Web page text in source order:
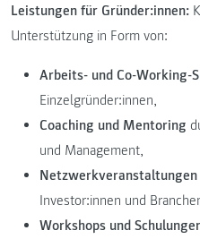
Leistungen für Gründer:innen:
Unterstützung in Form von:
Arbeits- und Co-Working-
Einzelgründer:innen,
Coaching und Mentoring
und Management,
Netzwerkveranstaltungen
Investor:innen und
Workshops und